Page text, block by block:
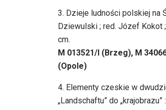
3. Dzieje ludności polskiej na
Dziewulski ; red. Józef Kokot
cm.
M 013521/I (Brzeg), M
(Opole)
4. Elementy czeskie w
„Landschaftu” do